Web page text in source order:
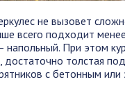
не вызовет
всего подходит
напольный. При этом
достаточно толстая
с бетонным